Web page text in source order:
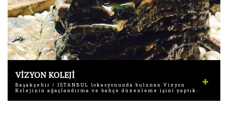
VİZYON KOLEJİ
Başakşehir / İSTANBUL lokasyonunda bulunan Vizyon
Kolejinin ağaçlandırma ve bahçe düzenleme işini yaptık.